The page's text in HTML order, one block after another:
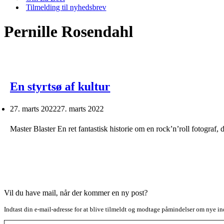
Tilmelding til nyhedsbrev
Pernille Rosendahl
En styrtsø af kultur
27. marts 202227. marts 2022
Master Blaster En ret fantastisk historie om en rock’n’roll
Vil du have mail, når der kommer en ny post?
Indtast din e-mail-adresse for at blive tilmeldt og modtage påmindelser om nye
Type your email…